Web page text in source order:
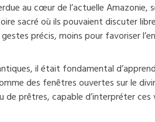
au cœur de l’actuelle
sacré où ils pouvaient discuter
précis, moins pour favoriser
il était fondamental
des fenêtres ouvertes sur le
prêtres, capable d’interpréter